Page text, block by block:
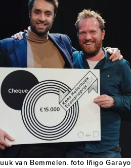
van Bemmelen. foto Iñigo Garayo